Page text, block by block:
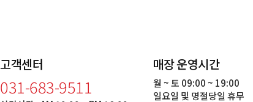
고객센터
031-683-9511
매장 운영시간
월 ~ 토 09:00 ~ 19:00
일요일 및 명절당일 휴무